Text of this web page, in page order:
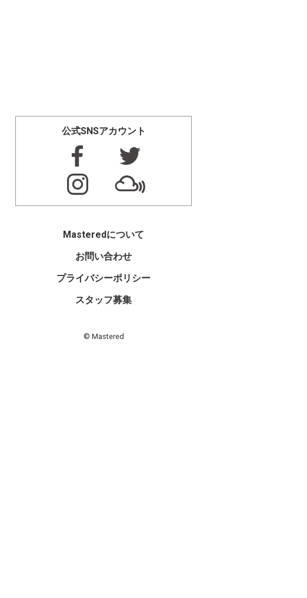
公式SNSアカウント
Masteredについて
お問い合わせ
プライバシーポリシー
スタッフ募集
© Mastered